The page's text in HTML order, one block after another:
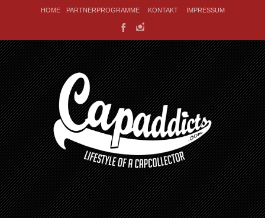
HOME PARTNERPROGRAMME KONTAKT IMPRESSUM